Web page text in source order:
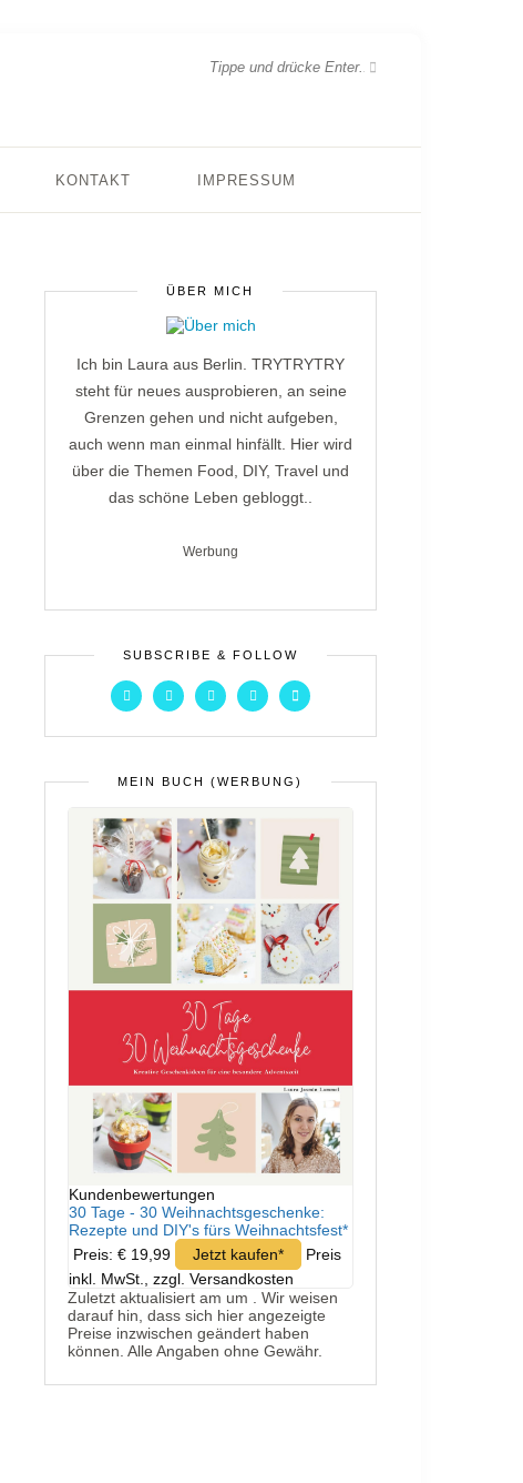
KONTAKT IMPRESSUM
ÜBER MICH
Ich bin Laura aus Berlin. TRYTRYTRY
steht für neues ausprobieren, an seine
Grenzen gehen und nicht aufgeben,
auch wenn man einmal hinfällt. Hier wird
über die Themen Food, DIY, Travel und
das schöne Leben gebloggt..
Werbung
SUBSCRIBE & FOLLOW
MEIN BUCH (WERBUNG)
Kundenbewertungen
30 Tage - 30 Weihnachtsgeschenke:
Rezepte und DIY's fürs Weihnachtsfest*
Preis: € 19,99
Jetzt kaufen*
Preis
inkl. MwSt., zzgl. Versandkosten
Zuletzt aktualisiert am um . Wir weisen
darauf hin, dass sich hier angezeigte
Preise inzwischen geändert haben
können. Alle Angaben ohne Gewähr.